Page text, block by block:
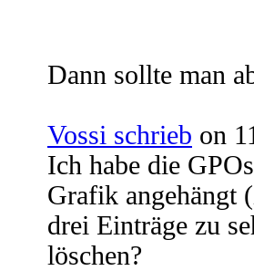
Dann sollte man
Vossi schrieb on
Ich habe die
Grafik angehängt
drei Einträge zu
löschen?